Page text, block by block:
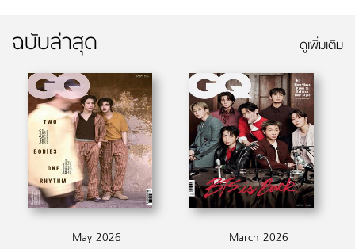
ฉบับล่าสุด ดูเพิ่มเติม
May 2026 March 2026